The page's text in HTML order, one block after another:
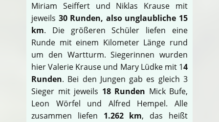
Miriam Seiffert und Niklas Krause mit
jeweils 30 Runden, also unglaubliche 15
km. Die größeren Schüler liefen eine
Runde mit einem Kilometer Länge rund
um den Wartturm. Siegerinnen wurden
hier Valerie Krause und Mary Lüdke mit 14
Runden. Bei den Jungen gab es gleich 3
Sieger mit jeweils 18 Runden Mick Bufe,
Leon Wörfel und Alfred Hempel. Alle
zusammen liefen 1.262 km, das heißt